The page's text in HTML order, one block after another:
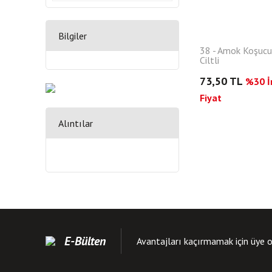
Bilgiler
Alıntılar
38 - Amok
Ciltli
73,50 TL %30
Fiyat
E-Bülten Avantajları kaçırmamak için üye